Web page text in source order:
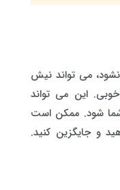
می تواند نیش
این می تواند
شود. ممکن است
و جایگزین کنید.